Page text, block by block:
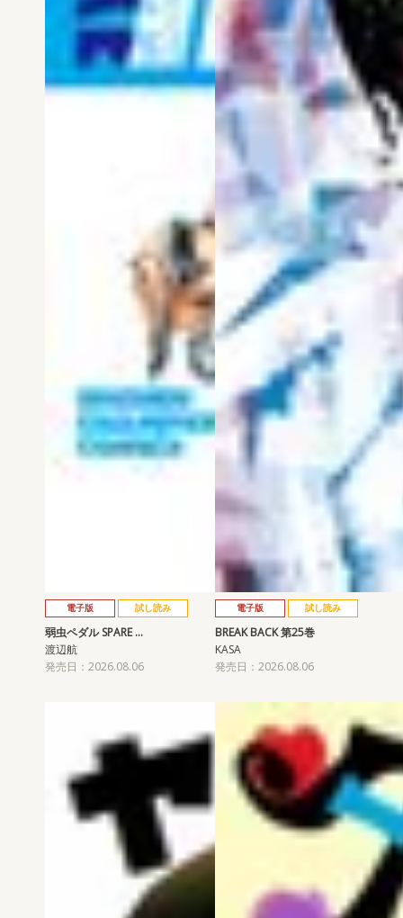
電子版 試し読み
弱虫ペダル SPARE …
渡辺航
発売日：2026.08.06
電子版 試し読み
BREAK BACK 第25巻
KASA
発売日：2026.08.06